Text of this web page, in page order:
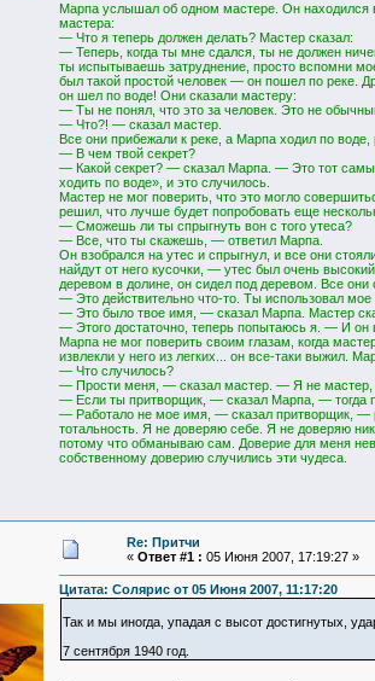
Марпа услышал об одном мастере. Он находился
мастера:
— Что я теперь должен делать? Мастер сказал:
— Теперь, когда ты мне сдался, ты не должен
ты испытываешь затруднение, просто вспомни
был такой простой человек — он пошел по реке.
он шел по воде! Они сказали мастеру:
— Ты не понял, что это за человек. Это не
— Что?! — сказал мастер.
Все они прибежали к реке, а Марпа ходил по воде,
— В чем твой секрет?
— Какой секрет? — сказал Марпа. — Это тот
ходить по воде», и это случилось.
Мастер не мог поверить, что это могло
решил, что лучше будет попробовать еще
— Сможешь ли ты спрыгнуть вон с того утеса?
— Все, что ты скажешь, — ответил Марпа.
Он взобрался на утес и спрыгнул, и все они
найдут от него кусочки, — утес был очень
деревом в долине, он сидел под деревом. Все
— Это действительно что-то. Ты использовал мое
— Это было твое имя, — сказал Марпа. Мастер
— Этого достаточно, теперь попытаюсь я. — И он
Марпа не мог поверить своим глазам, когда
извлекли у него из легких... он все-таки выжил.
— Что случилось?
— Прости меня, — сказал мастер. — Я не мастер,
— Если ты притворщик, — сказал Марпа, — тогда
— Работало не мое имя, — сказал притворщик, —
тотальность. Я не доверяю себе. Я не доверяю
потому что обманываю сам. Доверие для меня
собственному доверию случились эти чудеса.
Re: Притчи
« Ответ #1 : 05 Июня 2007, 17:19:27 »
Цитата: Солярис от 05 Июня 2007, 11:17:20
Так и мы иногда, упадая с высот достигнутых,
7 сентября 1940 год.